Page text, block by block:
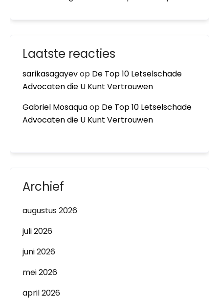
Laatste reacties
sarikasagayevop De Top 10 Letselschade
Advocaten die U Kunt Vertrouwen
Gabriel Mosaquaop De Top 10 Letselschade
Advocaten die U Kunt Vertrouwen
Archief
augustus 2026
juli 2026
juni 2026
mei 2026
april 2026